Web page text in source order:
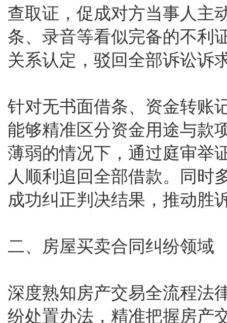
查取证，促成对方当事人主
条、录音等看似完备的不利
关系认定，驳回全部诉讼诉
针对无书面借条、资金转账
能够精准区分资金用途与款
薄弱的情况下，通过庭审举
人顺利追回全部借款。同时
成功纠正判决结果，推动胜
二、房屋买卖合同纠纷领域
深度熟知房产交易全流程法
纷处置办法，精准把握房产